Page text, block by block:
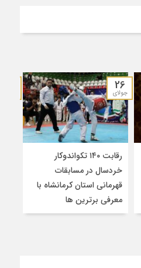
26
جولای
رقابت ۱۴۰ تکواندوکار
خردسال در مسابقات
قهرمانی استان کرمانشاه با
معرفی برترین‌ ها